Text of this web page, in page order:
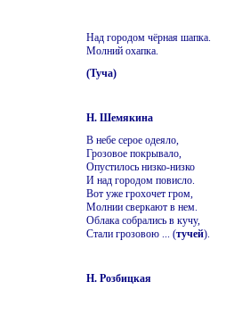
Над городом чёрная шапка.
Молний охапка.
(Туча)
Н. Шемякина
В небе серое одеяло,
Грозовое покрывало,
Опустилось низко-низко
И над городом повисло.
Вот уже грохочет гром,
Молнии сверкают в нем.
Облака собрались в кучу,
Стали грозовою ... (тучей).
Н. Розбицкая